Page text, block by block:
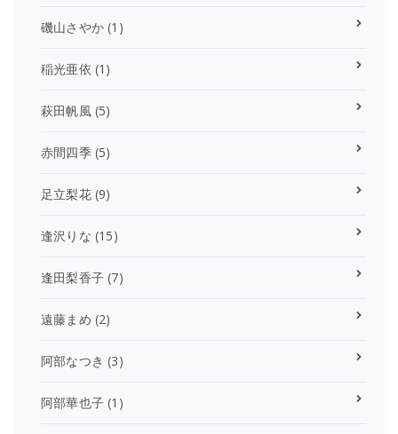
磯山さやか (1)
稲光亜依 (1)
萩田帆風(5)
赤間四季(5)
足立梨花(9)
逢沢りな (15)
逢田梨香子 (7)
遠藤まめ (2)
阿部なつき (3)
阿部華也子 (1)